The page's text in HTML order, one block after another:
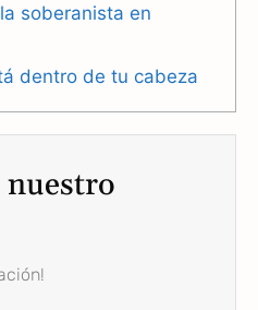
soberanista en
dentro de tu cabeza
nuestro